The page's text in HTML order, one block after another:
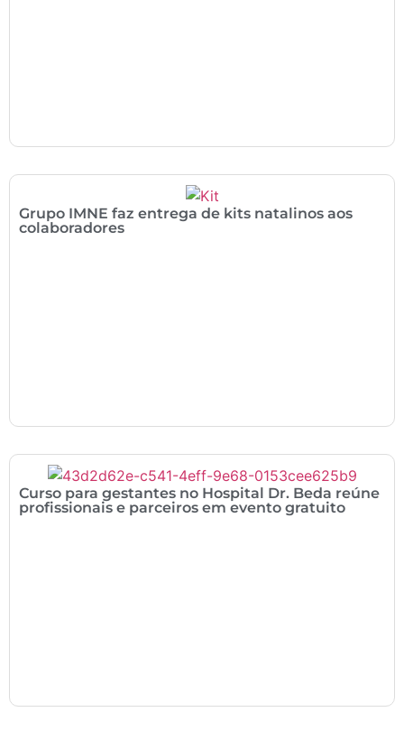
Grupo IMNE faz entrega de kits natalinos aos
colaboradores
Curso para gestantes no Hospital Dr. Beda reúne
profissionais e parceiros em evento gratuito